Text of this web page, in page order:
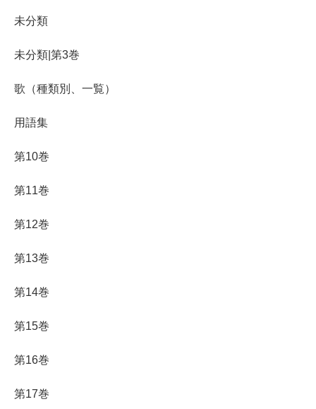
未分類
未分類|第3巻
歌（種類別、一覧）
用語集
第10巻
第11巻
第12巻
第13巻
第14巻
第15巻
第16巻
第17巻